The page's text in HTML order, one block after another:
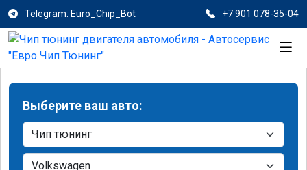
Telegram: Euro_Chip_Bot +7 901 078-35-04
Выберите ваш авто: